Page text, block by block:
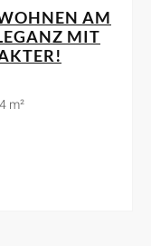
AM
MIT
m²